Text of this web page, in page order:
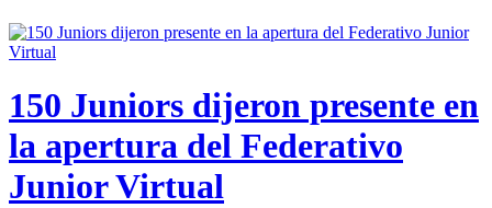
150 Juniors dijeron presente en
la apertura del Federativo
Junior Virtual